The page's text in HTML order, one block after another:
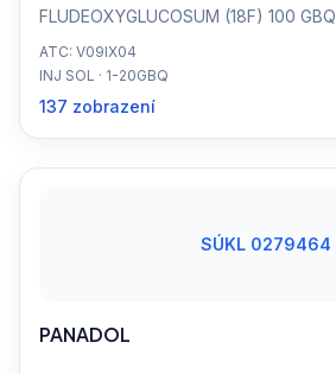
FLUDEOXYGLUCOSUM (18F) 100 GBQ
ATC: V09IX04
INJ SOL · 1-20GBQ
137 zobrazení
SÚKL 0279464
PANADOL